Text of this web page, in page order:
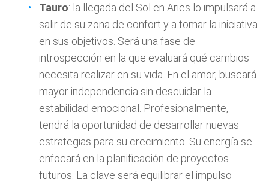
Tauro: la llegada del Sol en Aries lo impulsará a
salir de su zona de confort y a tomar la iniciativa
en sus objetivos. Será una fase de
introspección en la que evaluará qué cambios
necesita realizar en su vida. En el amor, buscará
mayor independencia sin descuidar la
estabilidad emocional. Profesionalmente,
tendrá la oportunidad de desarrollar nuevas
estrategias para su crecimiento. Su energía se
enfocará en la planificación de proyectos
futuros. La clave será equilibrar el impulso